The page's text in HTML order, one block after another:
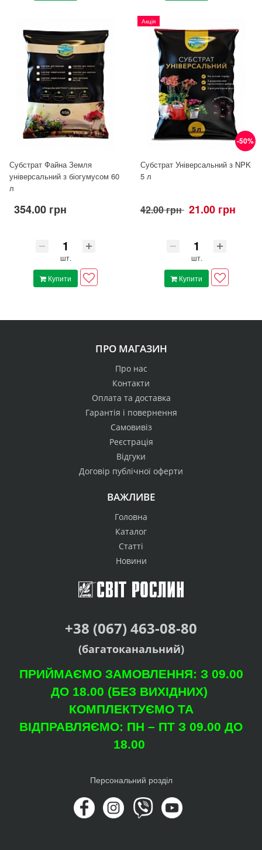
Субстрат Файна Земля
універсальний з біогумусом 60
л
354.00 грн
шт.
Купити
-50%
Акція
Субстрат Універсальний з NPK
5 л
42.00 грн 21.00 грн
шт.
Купити
ПРО МАГАЗИН
Про нас
Контакти
Оплата та доставка
Гарантія і повернення
Самовивіз
Реєстрація
Відгуки
Договір публічної оферти
ВАЖЛИВЕ
Головна
Каталог
Статті
Новини
+38 (067) 463-08-80
(багатоканальний)
ПРИЙМАЄМО ЗАМОВЛЕННЯ: З 09.00
ДО 18.00 (БЕЗ ВИХІДНИХ)
КОМПЛЕКТУЄМО ТА
ВІДПРАВЛЯЄМО: ПН – ПТ З 09.00 ДО
18.00
Персональний розділ